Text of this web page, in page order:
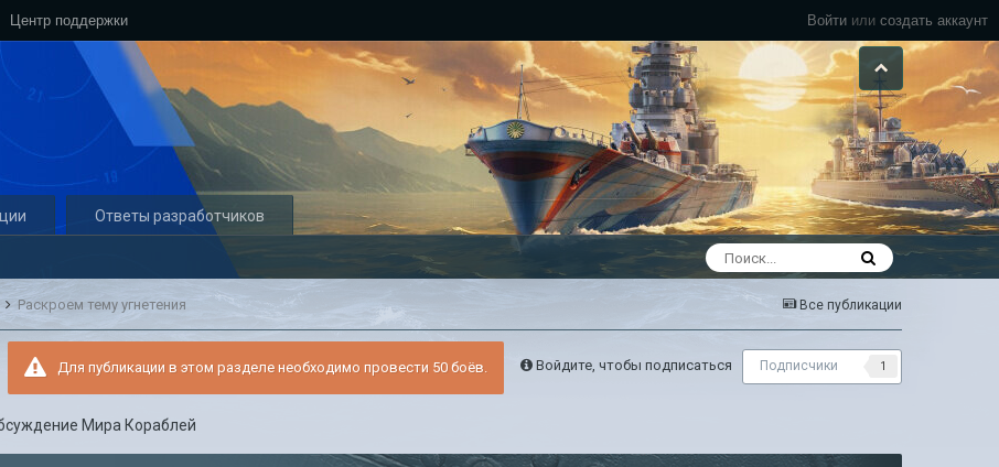
Войти или создать аккаунт
Центр поддержки
Ответы разработчиков
Все публикации
Раскроем тему угнетения
Войдите, чтобы подписаться Подписчики 1
Для публикации в этом разделе необходимо провести 50 боёв.
Мира Кораблей